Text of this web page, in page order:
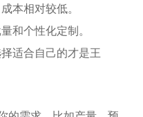
本相对较低。
和个性化定制。
适合自己的才是王